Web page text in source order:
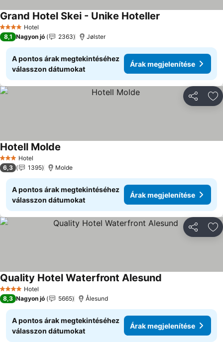
4 KategóriaHotel
Grand Hotel Skei - Unike Hoteller
8,1 Nagyon jó 2363 Jølster
A pontos árak megtekintéséhez
válasszon dátumokat
Árak megjelenítése
3 Kategória
Hotel
Hotell Molde
6,3 1395 Molde
A pontos árak megtekintéséhez
válasszon dátumokat
Árak megjelenítése
4 KategóriaHotel
Quality Hotel Waterfront Alesund
8,3 Nagyon jó 5665 Ålesund
A pontos árak megtekintéséhez
válasszon dátumokat
Árak megjelenítése